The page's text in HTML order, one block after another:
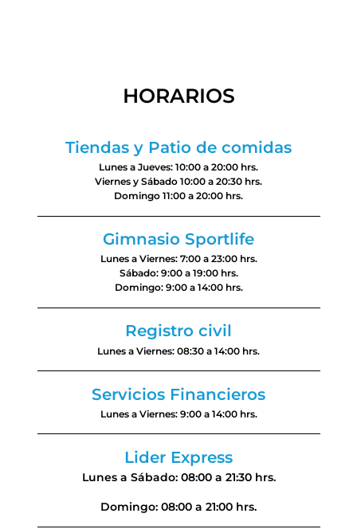
HORARIOS
Tiendas y Patio de comidas
Lunes a Jueves: 10:00 a 20:00 hrs.
Viernes y Sábado 10:00 a 20:30 hrs.
Domingo 11:00 a 20:00 hrs.
Gimnasio Sportlife
Lunes a Viernes: 7:00 a 23:00 hrs.
Sábado: 9:00 a 19:00 hrs.
Domingo: 9:00 a 14:00 hrs.
Registro civil
Lunes a Viernes: 08:30 a 14:00 hrs.
Servicios Financieros
Lunes a Viernes: 9:00 a 14:00 hrs.
Lider Express
Lunes a Sábado: 08:00 a 21:30 hrs.
Domingo: 08:00 a 21:00 hrs.